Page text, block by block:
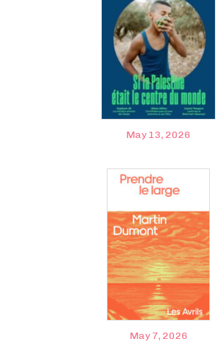
May 13, 2026
May 7, 2026